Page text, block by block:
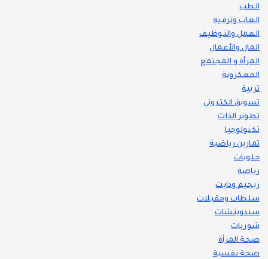
الطب
العاب وترفيه
العمل والتوظيف
المال والأعمال
المرأة و المجتمع
المعكرونة
تربية
تسويق الكتروني
تطوير الذات
تكنولوجيا
تمارين رياضية
حلويات
رياضة
ريجيم ودايت
سلطات ومقبلات
سندويتشات
شوربات
صحة المرأة
صحة نفسية